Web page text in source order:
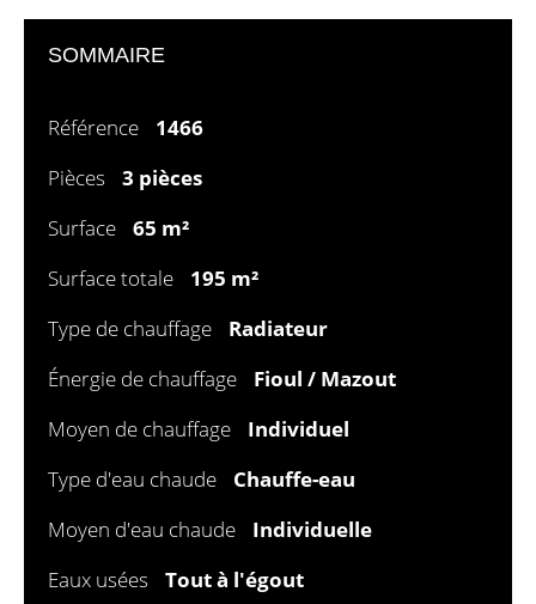
SOMMAIRE
Référence
1466
Pièces
3 pièces
Surface
65 m²
Surface totale
195 m²
Type de chauffage
Radiateur
Énergie de chauffage
Fioul / Mazout
Moyen de chauffage
Individuel
Type d'eau chaude
Chauffe-eau
Moyen d'eau chaude
Individuelle
Eaux usées
Tout à l'égout